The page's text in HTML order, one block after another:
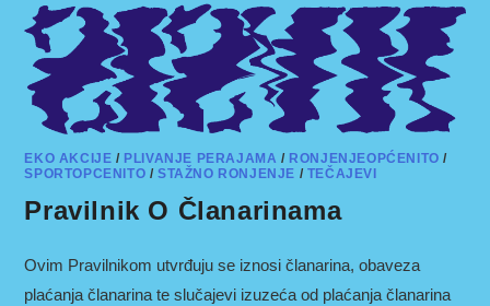
EKO AKCIJE / PLIVANJE PERAJAMA / RONJENJEOPĆENITO /
SPORTOPCENITO /STAŽNO RONJENJE / TEČAJEVI
Pravilnik O Članarinama
Ovim Pravilnikom utvrđuju se iznosi članarina, obaveza
plaćanja članarina te slučajevi izuzeća od plaćanja članarina